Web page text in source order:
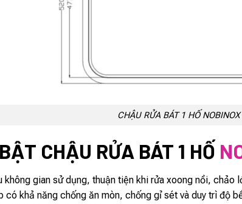
CHẬU RỬA BÁT 1 HỐ
CHẬU RỬA BÁT 1 HỐ
gian sử dụng, thuận tiện khi rửa xoong nồi, chảo
khả năng chống ăn mòn, chống gỉ sét và duy trì độ